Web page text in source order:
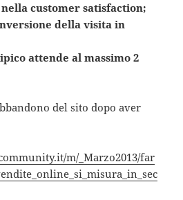
customer satisfaction;
della visita in
attende al massimo 2
del sito dopo aver
m/_Marzo2013/far